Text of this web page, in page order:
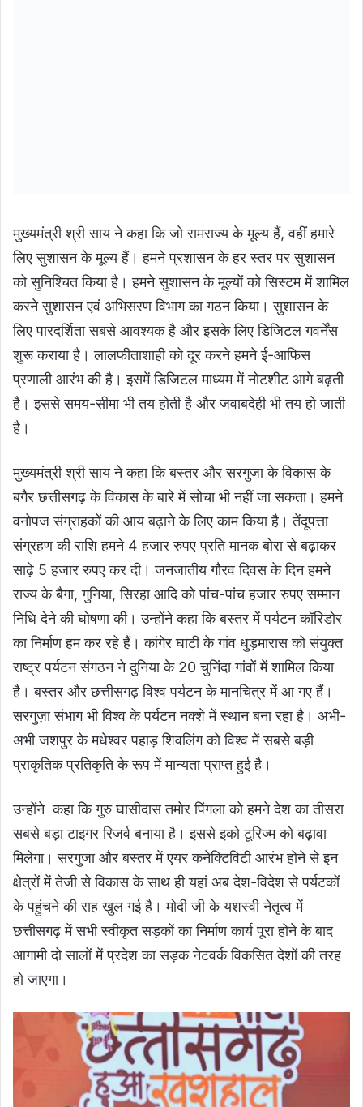
मुख्यमंत्री श्री साय ने कहा कि जो रामराज्य के मूल्य हैं, वहीं हमारे
लिए सुशासन के मूल्य हैं। हमने प्रशासन के हर स्तर पर सुशासन
को सुनिश्चित किया है। हमने सुशासन के मूल्यों को सिस्टम में शामिल
करने सुशासन एवं अभिसरण विभाग का गठन किया। सुशासन के
लिए पारदर्शिता सबसे आवश्यक है और इसके लिए डिजिटल गवर्नेंस
शुरू कराया है। लालफीताशाही को दूर करने हमने ई-आफिस
प्रणाली आरंभ की है। इसमें डिजिटल माध्यम में नोटशीट आगे बढ़ती
है। इससे समय-सीमा भी तय होती है और जवाबदेही भी तय हो जाती
है।
मुख्यमंत्री श्री साय ने कहा कि बस्तर और सरगुजा के विकास के
बगैर छत्तीसगढ़ के विकास के बारे में सोचा भी नहीं जा सकता। हमने
वनोपज संग्राहकों की आय बढ़ाने के लिए काम किया है। तेंदूपत्ता
संग्रहण की राशि हमने 4 हजार रुपए प्रति मानक बोरा से बढ़ाकर
साढ़े 5 हजार रुपए कर दी। जनजातीय गौरव दिवस के दिन हमने
राज्य के बैगा, गुनिया, सिरहा आदि को पांच-पांच हजार रुपए सम्मान
निधि देने की घोषणा की। उन्होंने कहा कि बस्तर में पर्यटन कॉरिडोर
का निर्माण हम कर रहे हैं। कांगेर घाटी के गांव धुड़मारास को संयुक्त
राष्ट्र पर्यटन संगठन ने दुनिया के 20 चुनिंदा गांवों में शामिल किया
है। बस्तर और छत्तीसगढ़ विश्व पर्यटन के मानचित्र में आ गए हैं।
सरगुज़ा संभाग भी विश्व के पर्यटन नक्शे में स्थान बना रहा है। अभी-
अभी जशपुर के मधेश्वर पहाड़ शिवलिंग को विश्व में सबसे बड़ी
प्राकृतिक प्रतिकृति के रूप में मान्यता प्राप्त हुई है।
उन्होंने कहा कि गुरु घासीदास तमोर पिंगला को हमने देश का तीसरा
सबसे बड़ा टाइगर रिजर्व बनाया है। इससे इको टूरिज्म को बढ़ावा
मिलेगा। सरगुजा और बस्तर में एयर कनेक्टिविटी आरंभ होने से इन
क्षेत्रों में तेजी से विकास के साथ ही यहां अब देश-विदेश से पर्यटकों
के पहुंचने की राह खुल गई है। मोदी जी के यशस्वी नेतृत्व में
छत्तीसगढ़ में सभी स्वीकृत सड़कों का निर्माण कार्य पूरा होने के बाद
आगामी दो सालों में प्रदेश का सड़क नेटवर्क विकसित देशों की तरह
हो जाएगा।